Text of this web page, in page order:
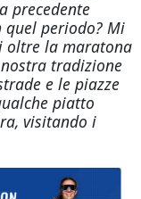
precedente
quel periodo? Mi
oltre la maratona
tradizione
e le piazze
piatto
visitando i